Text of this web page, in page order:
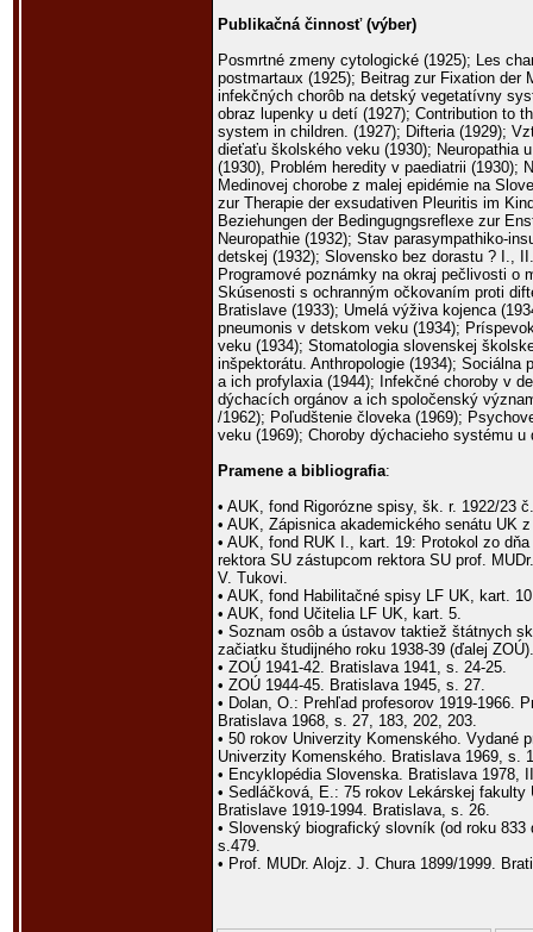
Publikačná činnosť (výber)
Posmrtné zmeny cytologické (1925); Les
postmartaux (1925); Beitrag zur Fixation der
infekčných chorôb na detský vegetatívny
obraz lupenky u detí (1927); Contribution to
system in children. (1927); Difteria (1929);
dieťaťu školského veku (1930); Neuropathia
(1930), Problém heredity v paediatrii (1930);
Medinovej chorobe z malej epidémie na
zur Therapie der exsudativen Pleuritis im
Beziehungen der Bedingugngsreflexe zur
Neuropathie (1932); Stav parasympathiko-
detskej (1932); Slovensko bez dorastu ? I.,
Programové poznámky na okraj pečlivosti o
Skúsenosti s ochranným očkovaním proti
Bratislave (1933); Umelá výživa kojenca
pneumonis v detskom veku (1934);
veku (1934); Stomatologia slovenskej
inšpektorátu. Anthropologie (1934); Sociálna
a ich profylaxia (1944); Infekčné choroby v
dýchacích orgánov a ich spoločenský
/1962); Poľudštenie človeka (1969);
veku (1969); Choroby dýchacieho systému u
Pramene a bibliografia:
• AUK, fond Rigorózne spisy, šk. r. 1922/23
• AUK, Zápisnica akademického senátu UK
• AUK, fond RUK I., kart. 19: Protokol zo
rektora SU zástupcom rektora SU prof.
V. Tukovi.
• AUK, fond Habilitačné spisy LF UK, kart.
• AUK, fond Učitelia LF UK, kart. 5.
• Soznam osôb a ústavov taktiež štátnych
začiatku študijného roku 1938-39 (ďalej
• ZOÚ 1941-42. Bratislava 1941, s. 24-25.
• ZOÚ 1944-45. Bratislava 1945, s. 27.
• Dolan, O.: Prehľad profesorov 1919-1966.
Bratislava 1968, s. 27, 183, 202, 203.
• 50 rokov Univerzity Komenského. Vydané
Univerzity Komenského. Bratislava 1969, s.
• Encyklopédia Slovenska. Bratislava 1978,
• Sedláčková, E.: 75 rokov Lekárskej
Bratislave 1919-1994. Bratislava, s. 26.
• Slovenský biografický slovník (od roku
s.479.
• Prof. MUDr. Alojz. J. Chura 1899/1999.